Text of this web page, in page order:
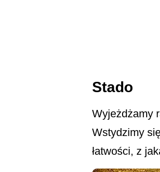
Stado
Wyjeżdżamy
Wstydzimy
łatwości, z